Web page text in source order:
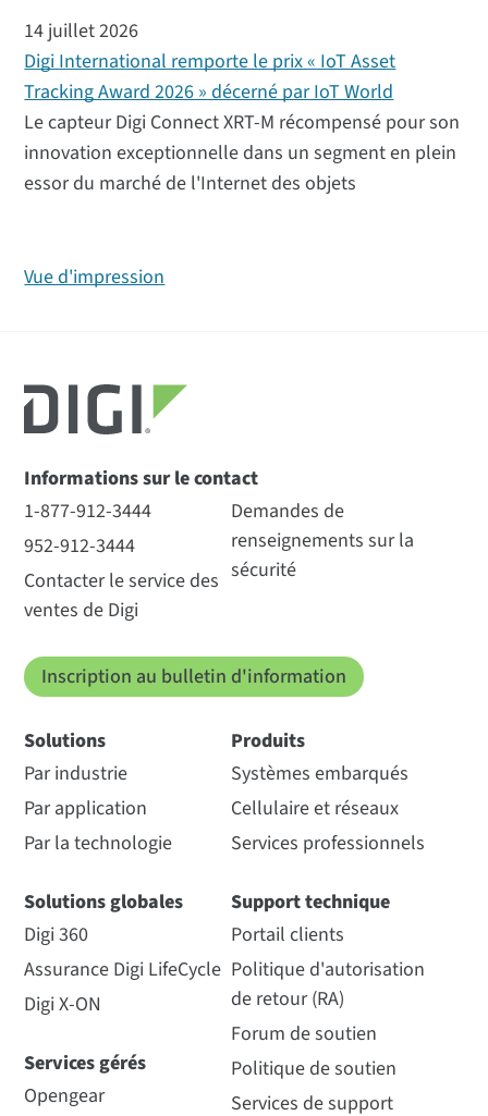
14 juillet 2026
Digi International remporte le prix « IoT Asset
Tracking Award 2026 » décerné par IoT World
Le capteur Digi Connect XRT-M récompensé pour son
innovation exceptionnelle dans un segment en plein
essor du marché de l'Internet des objets
Vue d'impression
Informations sur le contact
1-877-912-3444
952-912-3444
Contacter le service des
ventes de Digi
Demandes de
renseignements sur la
sécurité
Inscription au bulletin d'information
Solutions
Par industrie
Par application
Par la technologie
Solutions globales
Digi 360
Assurance Digi LifeCycle
Digi X-ON
Services gérés
Opengear
Produits
Systèmes embarqués
Cellulaire et réseaux
Services professionnels
Support technique
Portail clients
Politique d'autorisation
de retour (RA)
Forum de soutien
Politique de soutien
Services de support